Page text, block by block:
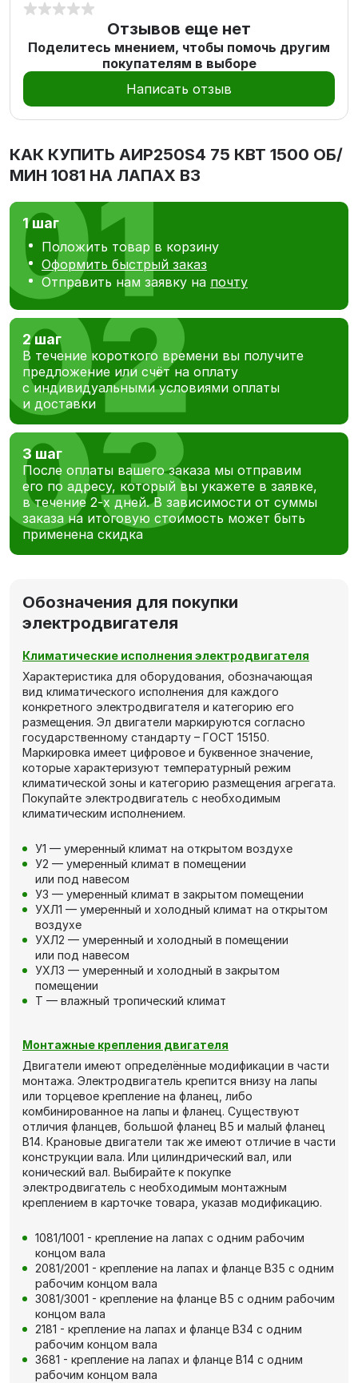
Отзывов еще нет
Поделитесь мнением, чтобы помочь другим
покупателям в выборе
Написать отзыв
КАК КУПИТЬ АИР250S4 75 КВТ 1500 ОБ/
МИН 1081 НА ЛАПАХ В3
1 шаг
Положить товар в корзину
Оформить быстрый заказ
Отправить нам заявку на почту
2 шаг
В течение короткого времени вы получите
предложение или счёт на оплату
с индивидуальными условиями оплаты
и доставки
3 шаг
После оплаты вашего заказа мы отправим
его по адресу, который вы укажете в заявке,
в течение 2-х дней. В зависимости от суммы
заказа на итоговую стоимость может быть
применена скидка
Обозначения для покупки
электродвигателя
Климатические исполнения электродвигателя
Характеристика для оборудования, обозначающая
вид климатического исполнения для каждого
конкретного электродвигателя и категорию его
размещения. Эл двигатели маркируются согласно
государственному стандарту – ГОСТ 15150.
Маркировка имеет цифровое и буквенное значение,
которые характеризуют температурный режим
климатической зоны и категорию размещения агрегата.
Покупайте электродвигатель с необходимым
климатическим исполнением.
У1 — умеренный климат на открытом воздухе
У2 — умеренный климат в помещении
или под навесом
У3 — умеренный климат в закрытом помещении
УХЛ1 — умеренный и холодный климат на открытом
воздухе
УХЛ2 — умеренный и холодный в помещении
или под навесом
УХЛ3 — умеренный и холодный в закрытом
помещении
Т — влажный тропический климат
Монтажные крепления двигателя
Двигатели имеют определённые модификации в части
монтажа. Электродвигатель крепится внизу на лапы
или торцевое крепление на фланец, либо
комбинированное на лапы и фланец. Существуют
отличия фланцев, большой фланец В5 и малый фланец
В14. Крановые двигатели так же имеют отличие в части
конструкции вала. Или цилиндрический вал, или
конический вал. Выбирайте к покупке
электродвигатель с необходимым монтажным
креплением в карточке товара, указав модификацию.
1081/1001 - крепление на лапах с одним рабочим
концом вала
2081/2001 - крепление на лапах и фланце В35 с одним
рабочим концом вала
3081/3001 - крепление на фланце В5 с одним рабочим
концом вала
2181 - крепление на лапах и фланце В34 с одним
рабочим концом вала
3681 - крепление на лапах и фланце В14 с одним
рабочим концом вала